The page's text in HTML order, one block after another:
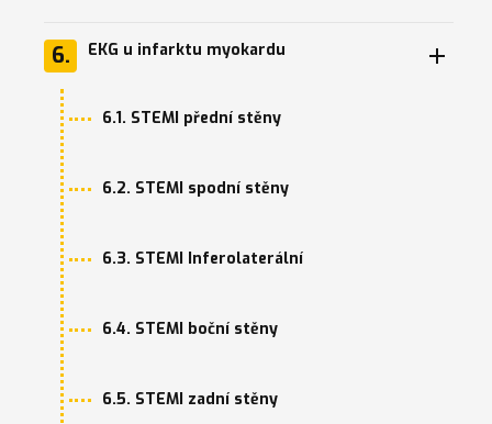
6. EKG u infarktu myokardu
6.1. STEMI přední stěny
6.2. STEMI spodní stěny
6.3. STEMI Inferolaterální
6.4. STEMI boční stěny
6.5. STEMI zadní stěny